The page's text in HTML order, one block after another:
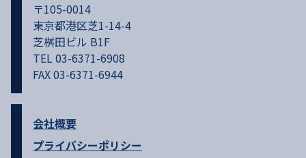
〒105-0014
東京都港区芝1-14-4
芝桝田ビル B1F
TEL 03-6371-6908
FAX 03-6371-6944
会社概要
プライバシーポリシー